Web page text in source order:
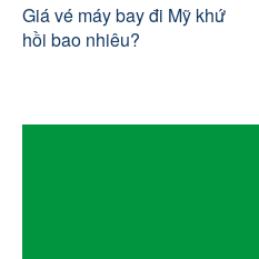
Giá vé máy bay đi Mỹ khứ
hồi bao nhiêu?